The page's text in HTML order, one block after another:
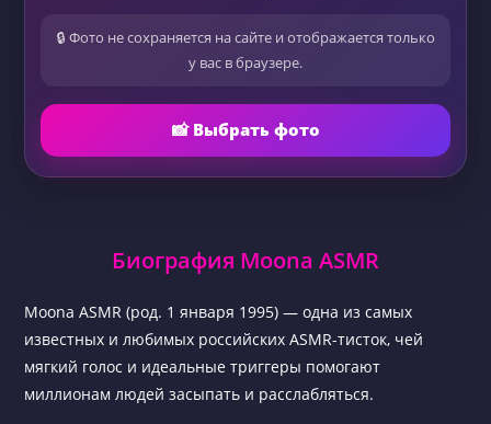
🔒 Фото не сохраняется на сайте и отображается только
у вас в браузере.
📸 Выбрать фото
Биография Moona ASMR
Moona ASMR (род. 1 января 1995) — одна из самых
известных и любимых российских ASMR-тисток, чей
мягкий голос и идеальные триггеры помогают
миллионам людей засыпать и расслабляться.